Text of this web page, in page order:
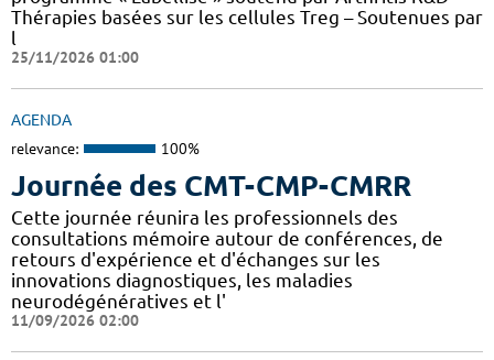
Thérapies basées sur les cellules Treg – Soutenues par
l
25/11/2026 01:00
AGENDA
relevance: 100%
Journée des CMT-CMP-CMRR
Cette journée réunira les professionnels des
consultations mémoire autour de conférences, de
retours d'expérience et d'échanges sur les
innovations diagnostiques, les maladies
neurodégénératives et l'
11/09/2026 02:00